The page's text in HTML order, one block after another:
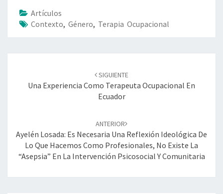
Artículos
Contexto, Género, Terapia Ocupacional
entradas
SIGUIENTE
Una Experiencia Como Terapeuta Ocupacional En
Ecuador
ANTERIOR
Ayelén Losada: Es Necesaria Una Reflexión Ideológica De
Lo Que Hacemos Como Profesionales, No Existe La
“asepsia” En La Intervención Psicosocial Y Comunitaria